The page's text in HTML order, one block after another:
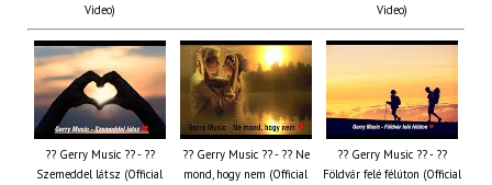
Video)
Video)
?? Gerry Music ?? - ??
Szemeddel látsz (Official
?? Gerry Music ?? - ?? Ne
mond, hogy nem (Official
?? Gerry Music ?? - ??
Földvár felé félúton (Official